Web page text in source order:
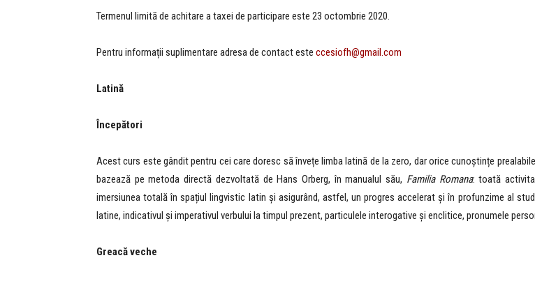
Termenul limită de achitare a taxei de participare este 23 octombrie 2020.
Pentru informații suplimentare adresa de contact este ccesiofh@gmail.com
Latină
Începători
Acest curs este gândit pentru cei care doresc să învețe limba latină de la zero, dar orice cunoștințe
bazează pe metoda directă dezvoltată de Hans Orberg, în manualul său, Familia Romana: toată
imersiunea totală în spațiul lingvistic latin și asigurând, astfel, un progres accelerat și în profunzime al
latine, indicativul și imperativul verbului la timpul prezent, particulele interogative și enclitice, pronumele
Greacă veche